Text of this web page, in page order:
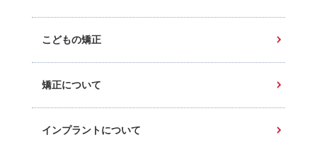
こどもの矯正
矯正について
インプラントについて